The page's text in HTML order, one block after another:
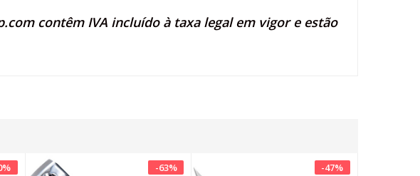
contêm IVA incluído à taxa legal em vigor e estão
% -63% -47%